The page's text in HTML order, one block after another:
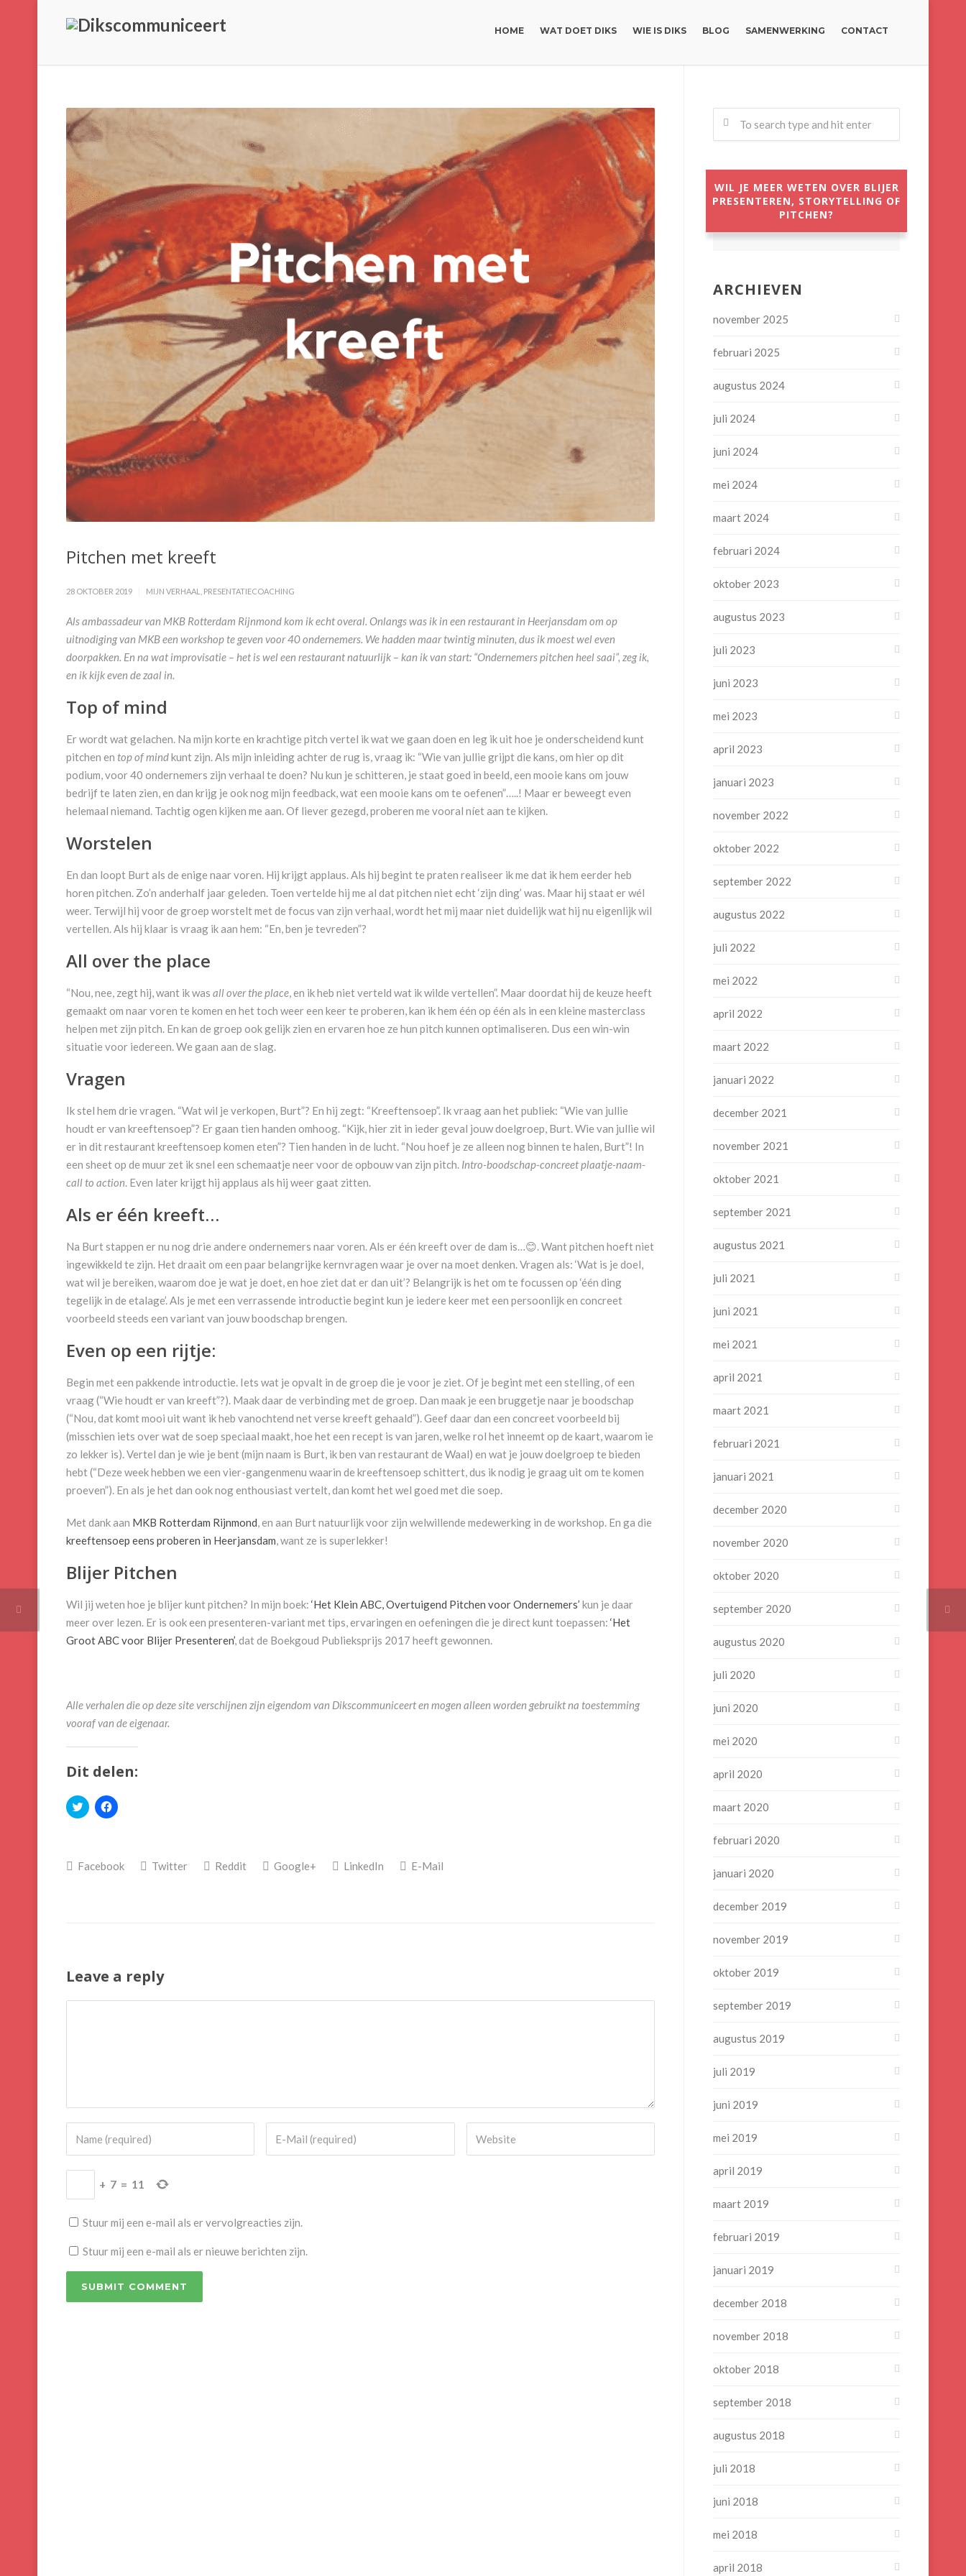
HOME WAT DOET DIKS WIE IS DIKS BLOG SAMENWERKING CONTACT
Pitchen met kreeft
28 OKTOBER 2019 MIJN VERHAAL PRESENTATIECOACHING
Als ambassadeur van MKB Rotterdam Rijnmond kom ik echt overal. Onlangs was ik in een restaurant in Heerjansdam om op
uitnodiging van MKB een workshop te geven voor 40 ondernemers. We hadden maar twintig minuten, dus ik moest wel even
doorpakken. En na wat improvisatie – het is wel een restaurant natuurlijk – kan ik van start: “Ondernemers pitchen heel saai”, zeg ik,
en ik kijk even de zaal in.
Top of mind
Er wordt wat gelachen. Na mijn korte en krachtige pitch vertel ik wat we gaan doen en leg ik uit hoe je onderscheidend kunt
pitchen en top of mindkunt zijn. Als mijn inleiding achter de rug is, vraag ik: “Wie van jullie grijpt die kans, om hier op dit
podium, voor 40 ondernemers zijn verhaal te doen? Nu kun je schitteren, je staat goed in beeld, een mooie kans om jouw
bedrijf te laten zien, en dan krijg je ook nog mijn feedback, wat een mooie kans om te oefenen”…..! Maar er beweegt even
helemaal niemand. Tachtig ogen kijken me aan. Of liever gezegd, proberen me vooral níet aan te kijken.
Worstelen
En dan loopt Burt als de enige naar voren. Hij krijgt applaus. Als hij begint te praten realiseer ik me dat ik hem eerder heb
horen pitchen. Zo’n anderhalf jaar geleden. Toen vertelde hij me al dat pitchen niet echt ‘zijn ding’ was. Maar hij staat er wél
weer. Terwijl hij voor de groep worstelt met de focus van zijn verhaal, wordt het mij maar niet duidelijk wat hij nu eigenlijk wil
vertellen. Als hij klaar is vraag ik aan hem: “En, ben je tevreden”?
All over the place
“Nou, nee, zegt hij, want ik was all over the place, en ik heb niet verteld wat ik wilde vertellen”. Maar doordat hij de keuze heeft
gemaakt om naar voren te komen en het toch weer een keer te proberen, kan ik hem één op één als in een kleine masterclass
helpen met zijn pitch. En kan de groep ook gelijk zien en ervaren hoe ze hun pitch kunnen optimaliseren. Dus een win-win
situatie voor iedereen. We gaan aan de slag.
Vragen
Ik stel hem drie vragen. “Wat wil je verkopen, Burt”? En hij zegt: “Kreeftensoep”. Ik vraag aan het publiek: “Wie van jullie
houdt er van kreeftensoep”? Er gaan tien handen omhoog. “Kijk, hier zit in ieder geval jouw doelgroep, Burt. Wie van jullie wil
er in dit restaurant kreeftensoep komen eten”? Tien handen in de lucht. “Nou hoef je ze alleen nog binnen te halen, Burt”! In
een sheet op de muur zet ik snel een schemaatje neer voor de opbouw van zijn pitch. Intro-boodschap-concreet plaatje-naam-
call to action. Even later krijgt hij applaus als hij weer gaat zitten.
Als er één kreeft…
Na Burt stappen er nu nog drie andere ondernemers naar voren. Als er één kreeft over de dam is…😊. Want pitchen hoeft niet
ingewikkeld te zijn. Het draait om een paar belangrijke kernvragen waar je over na moet denken. Vragen als: ‘Wat is je doel,
wat wil je bereiken, waarom doe je wat je doet, en hoe ziet dat er dan uit’? Belangrijk is het om te focussen op ‘één ding
tegelijk in de etalage’. Als je met een verrassende introductie begint kun je iedere keer met een persoonlijk en concreet
voorbeeld steeds een variant van jouw boodschap brengen.
Even op een rijtje:
Begin met een pakkende introductie. Iets wat je opvalt in de groep die je voor je ziet. Of je begint met een stelling, of een
vraag (“Wie houdt er van kreeft”?). Maak daar de verbinding met de groep. Dan maak je een bruggetje naar je boodschap
(“Nou, dat komt mooi uit want ik heb vanochtend net verse kreeft gehaald”). Geef daar dan een concreet voorbeeld bij
(misschien iets over wat de soep speciaal maakt, hoe het een recept is van jaren, welke rol het inneemt op de kaart, waarom ie
zo lekker is). Vertel dan je wie je bent (mijn naam is Burt, ik ben van restaurant de Waal) en wat je jouw doelgroep te bieden
hebt (“Deze week hebben we een vier-gangenmenu waarin de kreeftensoep schittert, dus ik nodig je graag uit om te komen
proeven”). En als je het dan ook nog enthousiast vertelt, dan komt het wel goed met die soep.
Met dank aan MKB Rotterdam Rijnmond, en aan Burt natuurlijk voor zijn welwillende medewerking in de workshop. En ga die
kreeftensoep eens proberen in Heerjansdam, want ze is superlekker!
Blijer Pitchen
Wil jij weten hoe je blijer kunt pitchen? In mijn boek: ‘Het Klein ABC, Overtuigend Pitchen voor Ondernemers’ kun je daar
meer over lezen. Er is ook een presenteren-variant met tips, ervaringen en oefeningen die je direct kunt toepassen: ‘Het
Groot ABC voor Blijer Presenteren’, dat de Boekgoud Publieksprijs 2017 heeft gewonnen.
Alle verhalen die op deze site verschijnen zijn eigendom van Dikscommuniceert en mogen alleen worden gebruikt na toestemming
vooraf van de eigenaar.
Dit delen:
Klik
om
(Wordt
in
Klik
om
(Wordt
in
Facebook Twitter Reddit Google+ LinkedIn E-Mail
Leave a reply
+ 7 = 11
Stuur mij een e-mail als er vervolgreacties zijn.
Stuur mij een e-mail als er nieuwe berichten zijn.
WIL JE MEER WETEN OVER BLIJER
PRESENTEREN, STORYTELLING OF
PITCHEN?
ARCHIEVEN
november 2025
februari 2025
augustus 2024
juli 2024
juni 2024
mei 2024
maart 2024
februari 2024
oktober 2023
augustus 2023
juli 2023
juni 2023
mei 2023
april 2023
januari 2023
november 2022
oktober 2022
september 2022
augustus 2022
juli 2022
mei 2022
april 2022
maart 2022
januari 2022
december 2021
november 2021
oktober 2021
september 2021
augustus 2021
juli 2021
juni 2021
mei 2021
april 2021
maart 2021
februari 2021
januari 2021
december 2020
november 2020
oktober 2020
september 2020
augustus 2020
juli 2020
juni 2020
mei 2020
april 2020
maart 2020
februari 2020
januari 2020
december 2019
november 2019
oktober 2019
september 2019
augustus 2019
juli 2019
juni 2019
mei 2019
april 2019
maart 2019
februari 2019
januari 2019
december 2018
november 2018
oktober 2018
september 2018
augustus 2018
juli 2018
juni 2018
mei 2018
april 2018